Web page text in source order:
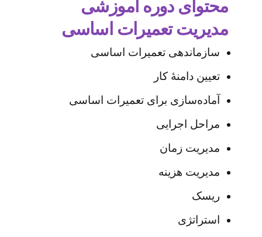
محتوای دوره آموزشی
مدیریت تعمیرات اساسی
سازماندهی تعمیرات اساسی
تعیین دامنۀ کار
آماده‌سازی برای تعمیرات اساسی
مراحل اجرایی
مدیریت زمان
مدیریت هزینه
ریسک
استراتژی